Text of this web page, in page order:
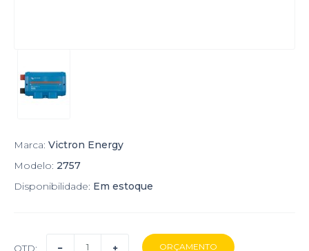
Marca: Victron Energy
Modelo: 2757
Disponibilidade: Em estoque
QTD: